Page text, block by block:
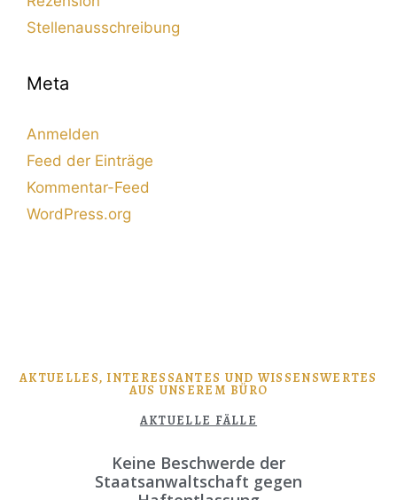
Stellenausschreibung
Meta
Anmelden
Feed der Einträge
Kommentar-Feed
WordPress.org
AKTUELLES, INTERESSANTES UND WISSENSWERTES
AUS UNSEREM BÜRO
AKTUELLE FÄLLE
Keine Beschwerde der
Staatsanwaltschaft gegen